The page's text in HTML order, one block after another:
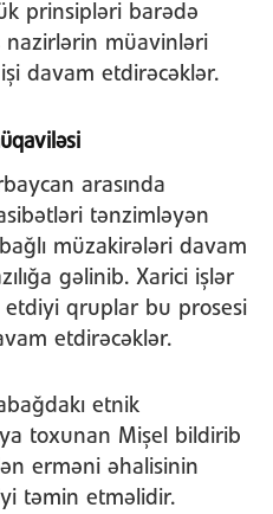
prinsipləri barədə
nazirlərin müavinləri
davam etdirəcəklər.
arasında
tənzimləyən
müzakirələri davam
gəlinib. Xarici işlər
etdiyi qruplar bu prosesi
etdirəcəklər.
etnik
toxunan Mişel bildirib
erməni əhalisinin
təmin etməlidir.